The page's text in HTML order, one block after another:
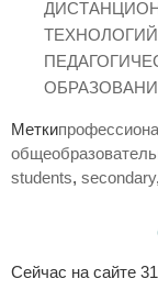
Метки
students, secondary,
Сейчас на сайте